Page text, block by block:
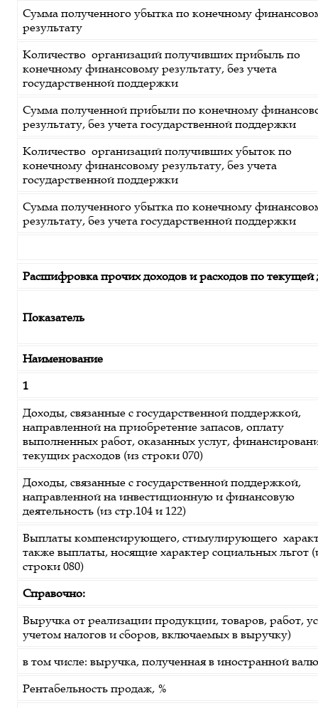
Сумма полученного убытка по конечному
результату
Количество организаций получивших прибыль по
конечному финансовому результату, без учета
государственной поддержки
Сумма полученной прибыли по конечному
результату, без учета государственной поддержки
Количество организаций получивших убыток по
конечному финансовому результату, без учета
государственной поддержки
Сумма полученного убытка по конечному
результату, без учета государственной поддержки
Расшифровка прочих доходов и расходов по текущей
Показатель
Наименование
1
Доходы, связанные с государственной поддержкой,
направленной на приобретение запасов, оплату
выполненных работ, оказанных услуг,
текущих расходов (из строки 070)
Доходы, связанные с государственной поддержкой,
направленной на инвестиционную и финансовую
деятельность (из стр.104 и 122)
Выплаты компенсирующего, стимулирующего
также выплаты, носящие характер социальных льгот
строки 080)
Справочно:
Выручка от реализации продукции, товаров, работ,
учетом налогов и сборов, включаемых в выручку)
в том числе: выручка, полученная в иностранной
Рентабельность продаж, %